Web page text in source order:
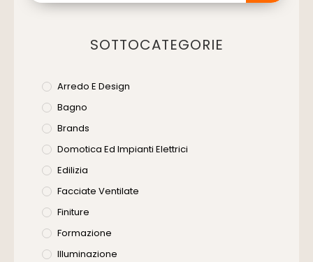
SOTTOCATEGORIE
Arredo E Design
Bagno
Brands
Domotica Ed Impianti Elettrici
Edilizia
Facciate Ventilate
Finiture
Formazione
Illuminazione